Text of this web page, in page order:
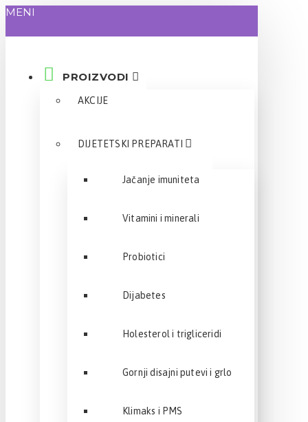
MENI
PROIZVODI
AKCIJE
DIJETETSKI PREPARATI
Jačanje imuniteta
Vitamini i minerali
Probiotici
Dijabetes
Holesterol i trigliceridi
Gornji disajni putevi i grlo
Klimaks i PMS